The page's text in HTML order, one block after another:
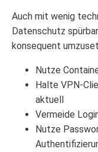
Auch mit wenig
Datenschutz
konsequent
Nutze
Halte VPN-
aktuell
Vermeide
Nutze